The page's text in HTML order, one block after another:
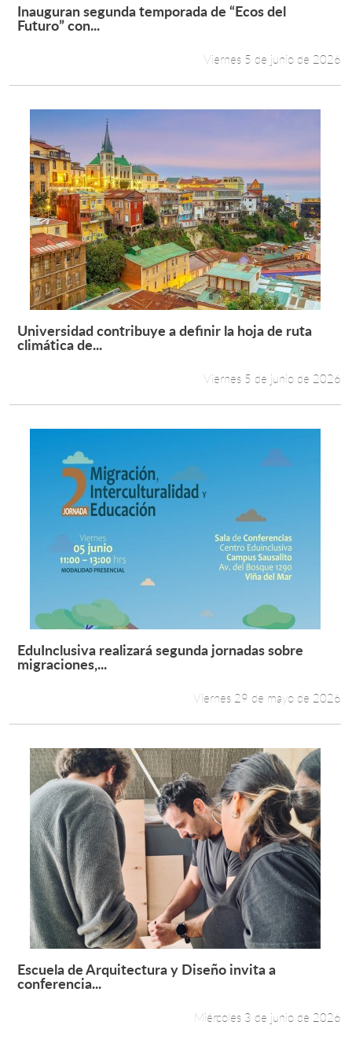
Leer más +
Inauguran segunda temporada de “Ecos del
Futuro” con...
Viernes 5 de junio de 2026
Leer más +
Universidad contribuye a definir la hoja de ruta
climática de...
Viernes 5 de junio de 2026
Leer más +
EduInclusiva realizará segunda jornadas sobre
migraciones,...
Viernes 29 de mayo de 2026
Leer más +
Escuela de Arquitectura y Diseño invita a
conferencia...
Miércoles 3 de junio de 2026